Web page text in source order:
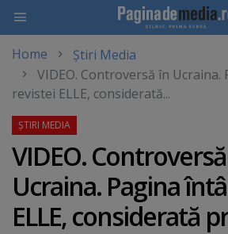
main
content
Home
Știri Media
VIDEO. Controversă în Ucraina.
revistei ELLE, considerată...
VIDEO.
Ucraina. Pagina
ELLE, considerată